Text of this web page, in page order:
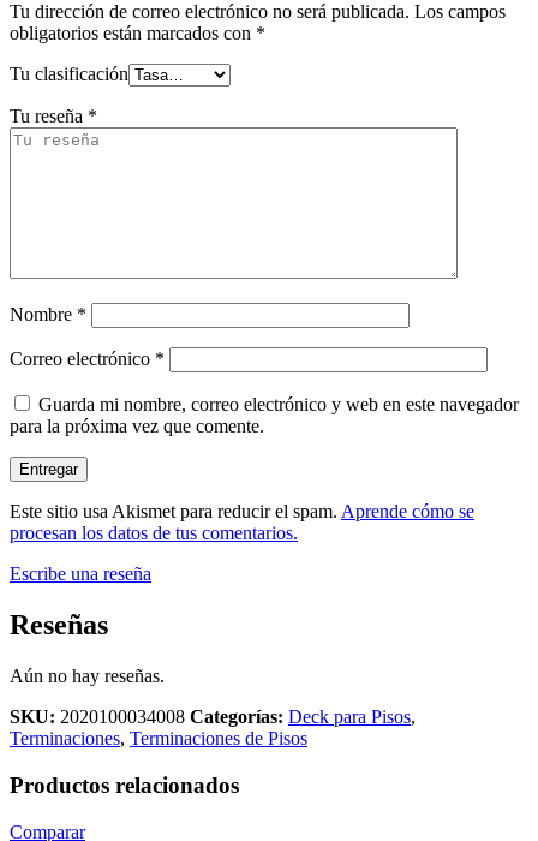
Tu dirección de correo electrónico no será publicada. Los campos
obligatorios están marcados con *
Tu clasificación
Tu reseña *
Nombre *
Correo electrónico *
Guarda mi nombre, correo electrónico y web en este navegador
para la próxima vez que comente.
Este sitio usa Akismet para reducir el spam. Aprende cómo se
procesan los datos de tus comentarios.
Escribe una reseña
Reseñas
Aún no hay reseñas.
SKU: 2020100034008 Categorías: Deck para Pisos,
Terminaciones, Terminaciones de Pisos
Productos relacionados
Comparar